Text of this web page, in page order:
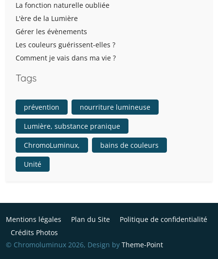
La fonction naturelle oubliée
L'ère de la Lumière
Gérer les évènements
Les couleurs guérissent-elles ?
Comment je vais dans ma vie ?
Tags
prévention nourriture lumineuse
Lumière, substance pranique
ChromoLuminux, bains de couleurs
Unité
Mentions légales Plan du Site
Politique de confidentialité
Crédits Photos
© Chromoluminux 2026, Design by Theme-Point